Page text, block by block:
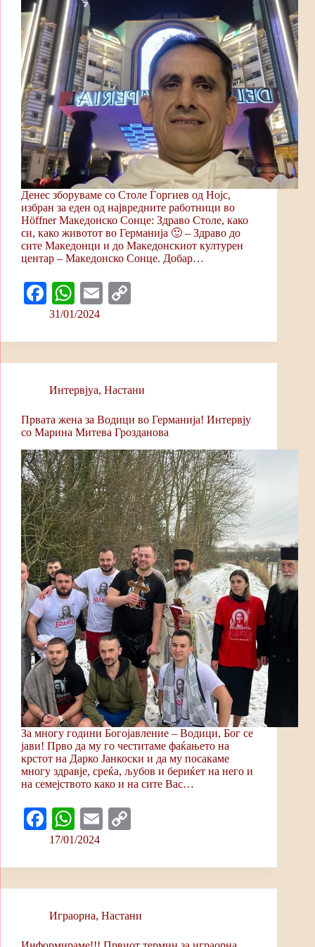
Денес зборуваме сo Столе Ѓоргиев од Нојс,
избран за еден од највредните работници во
Höffner Македонско Сонце: Здраво Столе, како
си, како животот во Германија 🙂 – Здраво до
сите Македонци и до Mакедонскиот културен
центар – Mакедонско Сонце. Добар…
Fa
ce
bo
ok
W
ha
ts
A
pp
E
ail y
Li
nk
31/01/2024
Интервјуa, Настани
Првата жена за Водици во Германија! Интервју
со Марина Mитева Грозданова
За многу години Богојавление – Водици, Бог се
јави! Прво да му го честитаме фаќањето на
крстот на Дарко Јанкоски и да му посакаме
многу здравје, среќа, љубов и бериќет на него и
на семејството како и на сите Вас…
Fa
ce
bo
ok
W
ha
ts
A
pp
E
ail y
Li
nk
17/01/2024
Играорна, Настани